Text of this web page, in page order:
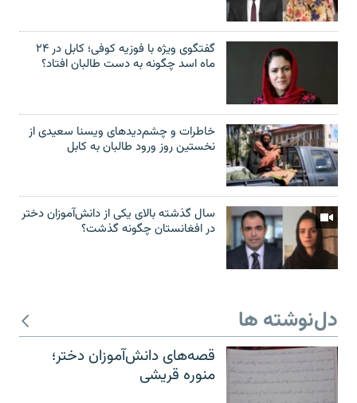
گفتگوی ویژه با فوزیه کوفی؛ کابل در ۲۴
ماه اسد چگونه به دست طالبان افتاد؟
خاطرات و چشم‌دید‌های ویسنا سعیدی از
نخستین روز ورود طالبان به کابل
سال گذشته بالای یکی از دانش‌آموزان دختر
در افغانستان چگونه گذشت؟
دل‌نوشته ها
قصه‌های دانش‌آموزان دختر؛
منوره قریشی